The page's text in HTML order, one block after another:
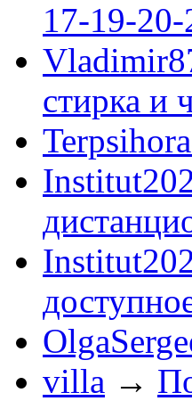
17-19-
стирка и
villa →